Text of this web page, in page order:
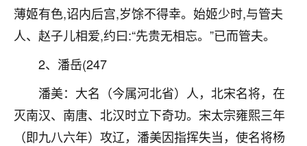
薄姬有色,诏内后宫,岁馀不得幸。始姬少时,与管夫
人、赵子儿相爱,约曰:“先贵无相忘。”已而管夫。
2、潘岳(247
潘美：大名（今属河北省）人，北宋名将，在
灭南汉、南唐、北汉时立下奇功。宋太宗雍熙三年
（即九八六年）攻辽，潘美因指挥失当，使名将杨
1天前 来自四川 9
金白水清
我也想找老师看看，有没有人给个联系方式的啊？
鹿森 ：慧来老师微信：gjsy0624
12